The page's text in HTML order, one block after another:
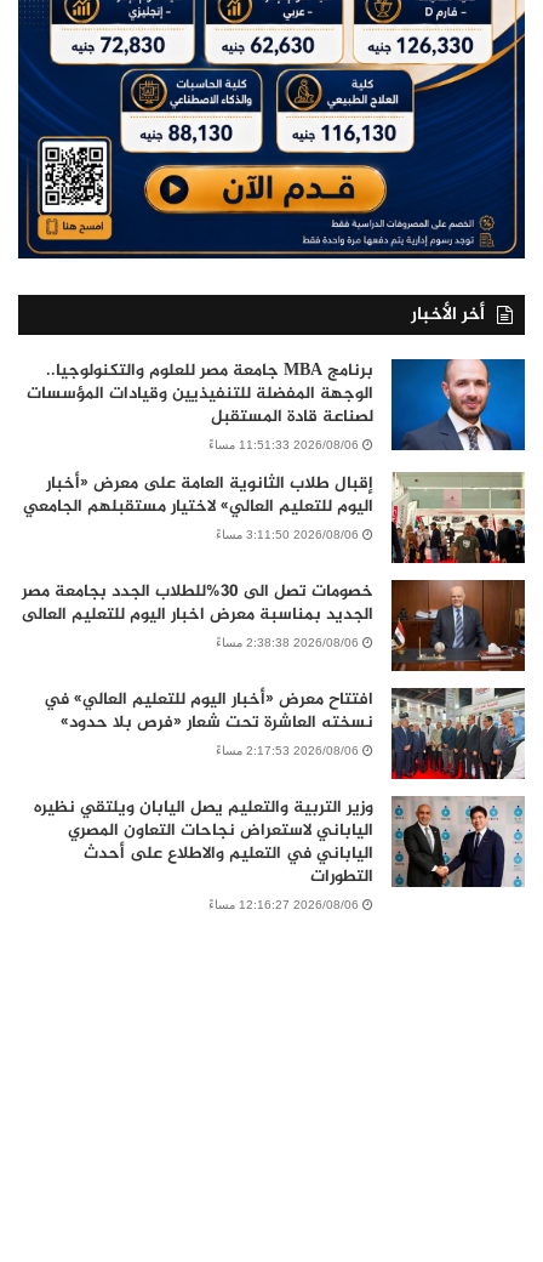
أخر الأخبار
برنامج MBA جامعة مصر للعلوم والتكنولوجيا..
الوجهة المفضلة للتنفيذيين وقيادات المؤسسات
لصناعة قادة المستقبل
2026/08/06 11:51:33 مساءً
إقبال طلاب الثانوية العامة على معرض «أخبار
اليوم للتعليم العالي» لاختيار مستقبلهم الجامعي
2026/08/06 3:11:50 مساءً
خصومات تصل الى 30%للطلاب الجدد بجامعة مصر
الجديد بمناسبة معرض اخبار اليوم للتعليم العالى
2026/08/06 2:38:38 مساءً
افتتاح معرض «أخبار اليوم للتعليم العالي» في
نسخته العاشرة تحت شعار «فرص بلا حدود»
2026/08/06 2:17:53 مساءً
وزير التربية والتعليم يصل اليابان ويلتقي نظيره
الياباني لاستعراض نجاحات التعاون المصري
الياباني في التعليم والاطلاع على أحدث
التطورات
2026/08/06 12:16:27 مساءً